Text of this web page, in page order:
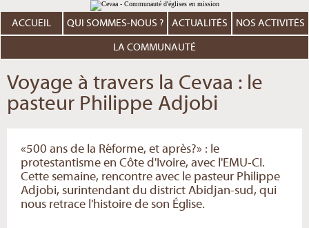
au
contenu.
Aller
personnels
ACCUEIL QUI SOMMES-NOUS ? ACTUALITÉS NOS ACTIVITÉS
LA COMMUNAUTÉ
Voyage à travers la Cevaa : le
pasteur Philippe Adjobi
«500 ans de la Réforme, et après?» : le
protestantisme en Côte d'Ivoire, avec l'EMU-CI.
Cette semaine, rencontre avec le pasteur Philippe
Adjobi, surintendant du district Abidjan-sud, qui
nous retrace l'histoire de son Église.